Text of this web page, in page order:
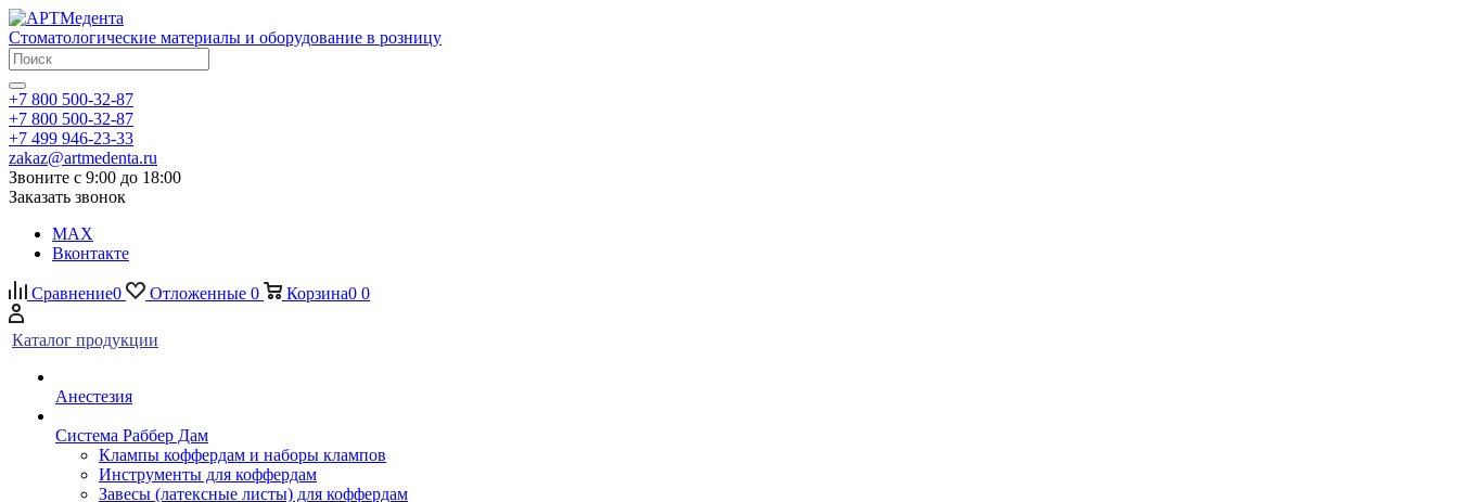
Стоматологические материалы и оборудование в розницу
+7 800 500-32-87
+7 800 500-32-87
+7 499 946-23-33
zakaz@artmedenta.ru
Звоните с 9:00 до 18:00
Заказать звонок
MAX
Вконтакте
Сравнение0 Отложенные 0 Корзина0 0
Каталог продукции
Анестезия
Система Раббер Дам
Клампы коффердам и наборы клампов
Инструменты для коффердам
Завесы (латексные листы) для коффердам